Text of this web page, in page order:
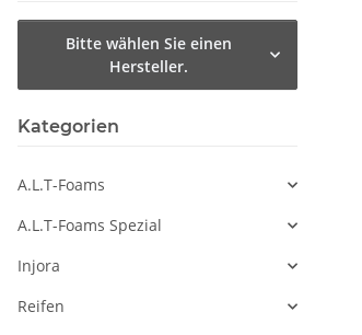
Bitte wählen Sie einen
Hersteller.
Kategorien
A.L.T-Foams
A.L.T-Foams Spezial
Injora
Reifen